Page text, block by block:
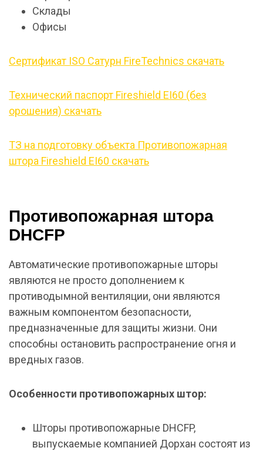
Склады
Офисы
Сертификат ISO Сатурн FireTechnics скачать
Технический паспорт Fireshield EI60 (без
орошения) скачать
ТЗ на подготовку объекта Противопожарная
штора Fireshield EI60 скачать
Противопожарная штора
DHCFP
Автоматические противопожарные шторы
являются не просто дополнением к
противодымной вентиляции, они являются
важным компонентом безопасности,
предназначенные для защиты жизни. Они
способны остановить распространение огня и
вредных газов.
Особенности противопожарных штор:
Шторы противопожарные DHCFP,
выпускаемые компанией Дорхан состоят из